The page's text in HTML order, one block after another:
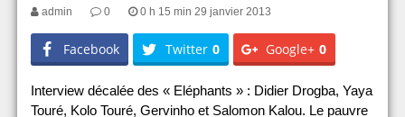
admin 0 0 h 15 min 29 janvier 2013
Facebook Twitter 0 Google+ 0
Interview décalée des « Eléphants » : Didier Drogba, Yaya
Touré, Kolo Touré, Gervinho et Salomon Kalou. Le pauvre